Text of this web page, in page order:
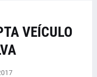
VEÍCULO